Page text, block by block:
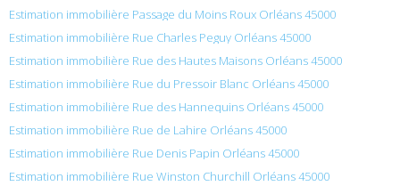
Estimation immobilière Passage du Moins Roux Orléans 45000
Estimation immobilière Rue Charles Peguy Orléans 45000
Estimation immobilière Rue des Hautes Maisons Orléans 45000
Estimation immobilière Rue du Pressoir Blanc Orléans 45000
Estimation immobilière Rue des Hannequins Orléans 45000
Estimation immobilière Rue de Lahire Orléans 45000
Estimation immobilière Rue Denis Papin Orléans 45000
Estimation immobilière Rue Winston Churchill Orléans 45000